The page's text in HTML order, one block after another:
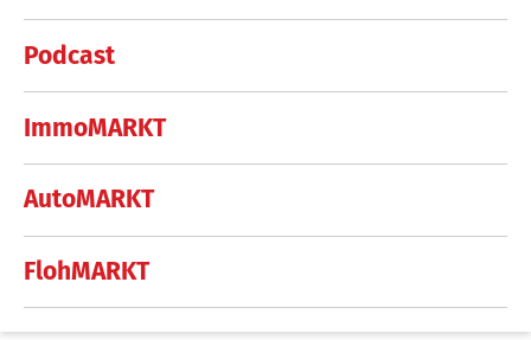
Podcast
ImmoMARKT
AutoMARKT
FlohMARKT